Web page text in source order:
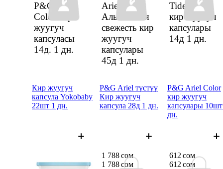
P&G Ariel
Color кир
жуугуч
капсуласы
14д. 1 дн.
Ariel
Альпийская
свежесть кир
жуугуч
капсулары
45д 1 дн.
Tide Color
кир жуугуч
капсулары
14д 1 дн.
Кир жуугуч
капсула Yokobaby
22шт 1 дн.
323 сом
P&G Ariel түстүү
Кир жуугуч
капсула 28д 1 дн.
1 788 сом
1 788 сом
P&G Ariel Color
кир жуугуч
капсулары
дн.
612 сом
612 сом